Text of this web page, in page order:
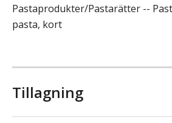
Pastaprodukter/Pastarätter --
pasta, kort
Tillagning